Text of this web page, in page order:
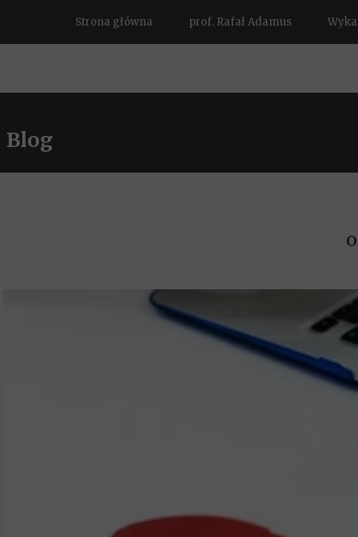
Strona główna prof. Rafał Adamus
Blog